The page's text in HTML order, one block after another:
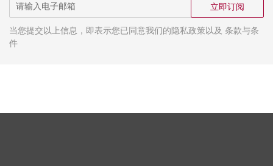
立即订阅
当您提交以上信息，即表示您已同意我们的隐私政策以及 条款与条
件